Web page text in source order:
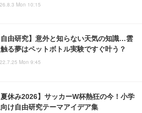
Mon 10:15
自由研究】意外と知らない天気の知識…雲
る夢はペットボトル実験ですぐ叶う？
Mon 9:45
夏休み2026】サッカーW杯熱狂の今！小学
け自由研究テーマアイデア集